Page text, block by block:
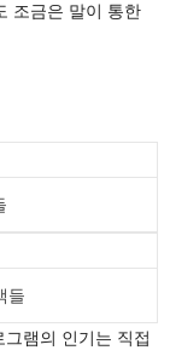
조금은 말이 통한
들
램의 인기는 직접